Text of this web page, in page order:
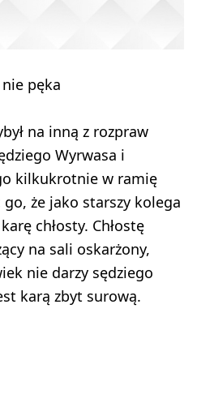
pęka
na inną z rozpraw
Wyrwasa i
kilkukrotnie w ramię
że jako starszy kolega
chłosty. Chłostę
na sali oskarżony,
nie darzy sędziego
karą zbyt surową.